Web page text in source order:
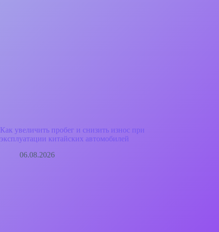
Как увеличить пробег и снизить износ при
эксплуатации китайских автомобилей
06.08.2026